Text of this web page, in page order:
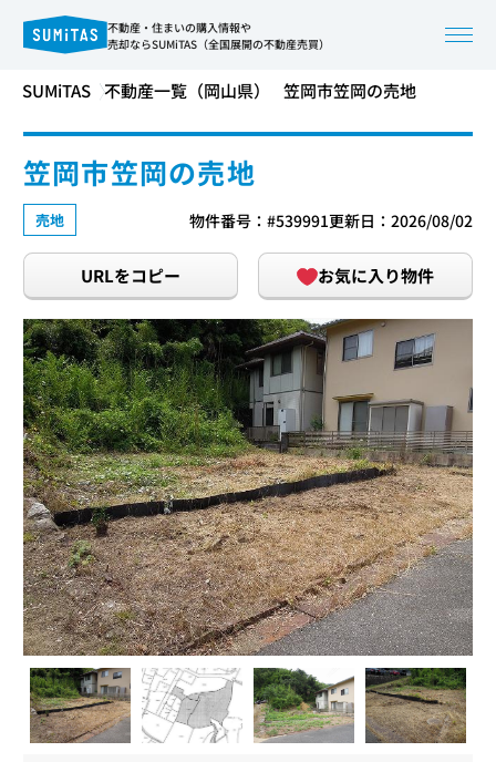
不動産・住まいの購入情報や
売却ならSUMiTAS（全国展開の不動産売買）
SUMiTAS 不動産一覧（岡山県） 笠岡市笠岡の売地
笠岡市笠岡の売地
売地 物件番号：#539991更新日：2026/08/02
URLをコピー お気に入り物件